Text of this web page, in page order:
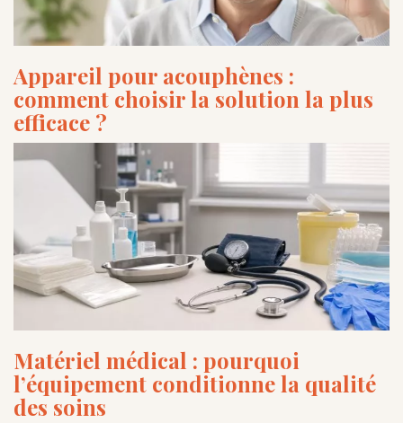
Appareil pour acouphènes :
comment choisir la solution la plus
efficace ?
Matériel médical : pourquoi
l’équipement conditionne la qualité
des soins